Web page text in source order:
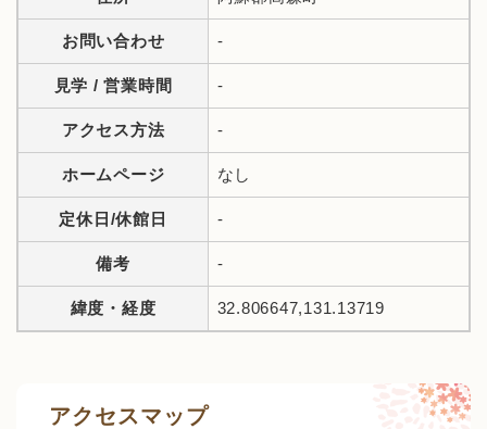
お問い合わせ -
見学 / 営業時間 -
アクセス方法 -
ホームページ なし
定休日/休館日 -
備考 -
緯度・経度 32.806647,131.13719
アクセスマップ